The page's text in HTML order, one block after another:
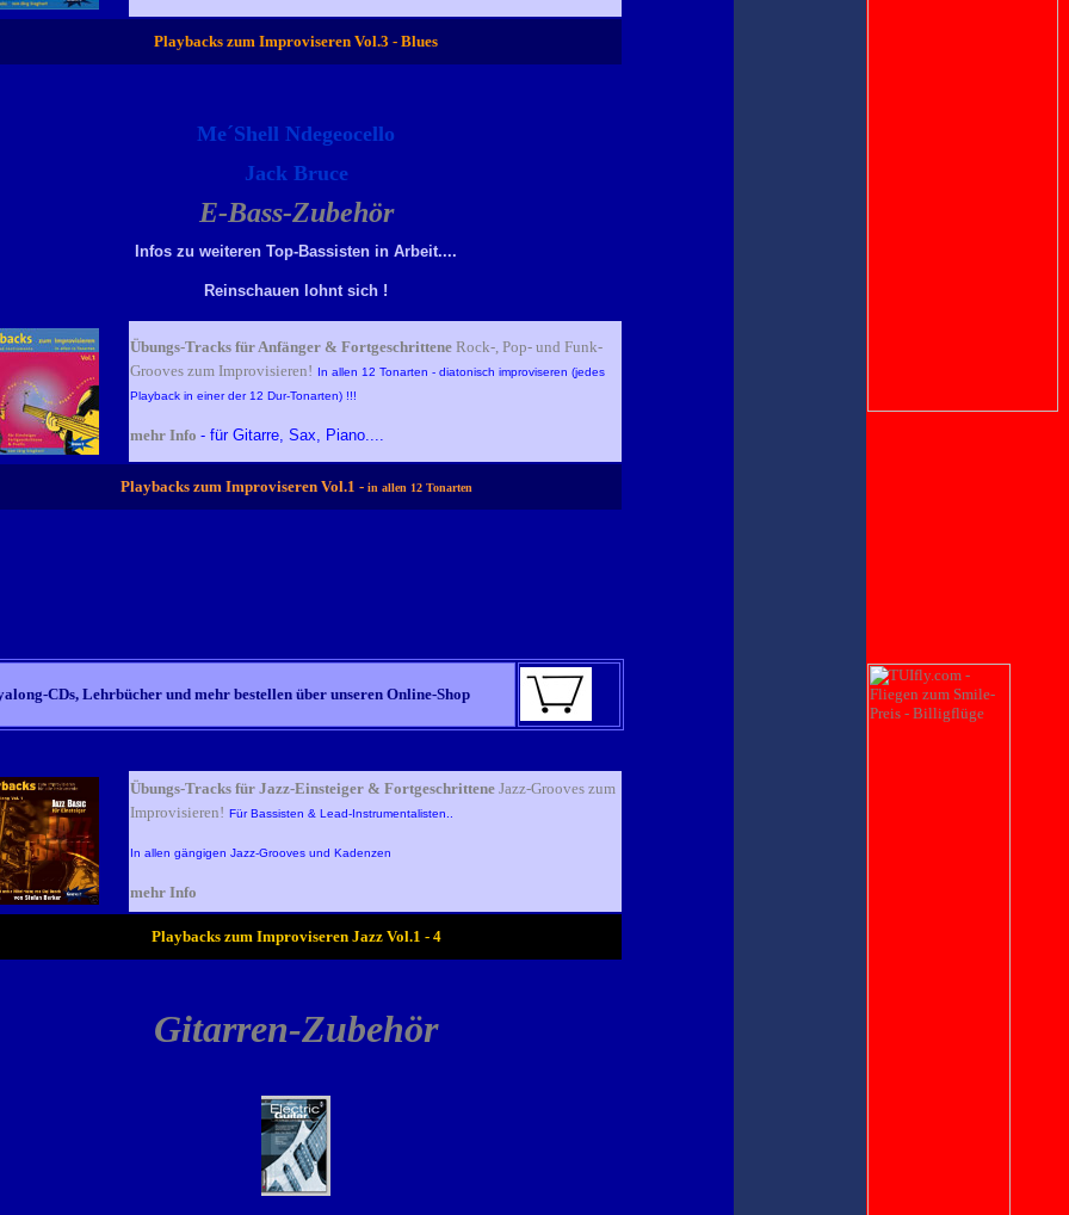
Playbacks zum Improviseren Vol.3 - Blues
Me´Shell Ndegeocello
Jack Bruce
E-Bass-Zubehör
Infos zu weiteren Top-Bassisten in Arbeit....
Reinschauen lohnt sich !
Übungs-Tracks für Anfänger & Fortgeschrittene Rock-, Pop- und Funk-
Grooves zum Improvisieren! In allen 12 Tonarten - diatonisch improviseren (jedes
Playback in einer der 12 Dur-Tonarten) !!!
mehr Info - für Gitarre, Sax, Piano....
Playbacks zum Improviseren Vol.1 - in allen 12 Tonarten
CDs, Lehrbücher und mehr bestellen über unseren Online-Shop
Übungs-Tracks für Jazz-Einsteiger & Fortgeschrittene Jazz-Grooves zum
Improvisieren! Für Bassisten & Lead-Instrumentalisten..
In allen gängigen Jazz-Grooves und Kadenzen
mehr Info
Playbacks zum Improviseren Jazz Vol.1 - 4
Gitarren-Zubehör